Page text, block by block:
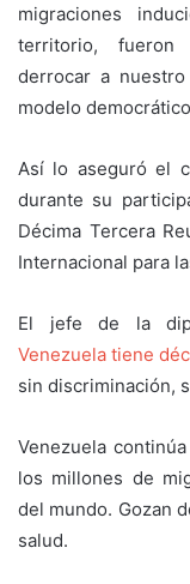
migraciones
territorio, fueron
derrocar a
modelo
Así lo aseguró el
durante su
Décima Tercera
Internacional para
El jefe de la
Venezuela tiene
sin discriminación,
Venezuela
los millones de
del mundo. Gozan
salud.